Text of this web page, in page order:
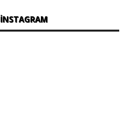
İNSTAGRAM